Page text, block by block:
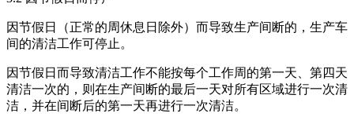
因节假日（正常的周休息日除外）而导致生产间断的，生产车
间的清洁工作可停止。
因节假日而导致清洁工作不能按每个工作周的第一天、第四天
清洁一次的，则在生产间断的最后一天对所有区域进行一次清
洁，并在间断后的第一天再进行一次清洁。